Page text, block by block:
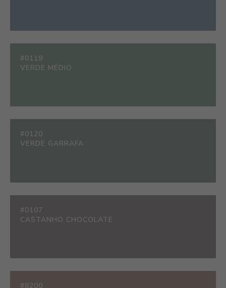
#0119
VERDE MÉDIO
#0120
VERDE GARRAFA
#0107
CASTANHO CHOCOLATE
#8200